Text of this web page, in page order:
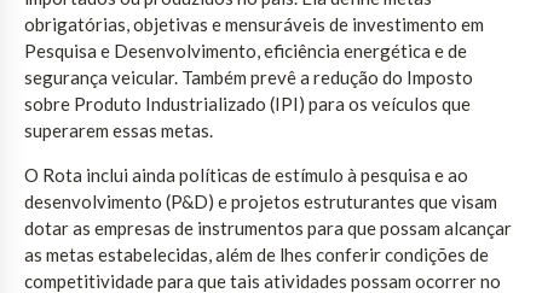
obrigatórias, objetivas e mensuráveis de investimento em
Pesquisa e Desenvolvimento, eficiência energética e de
segurança veicular. Também prevê a redução do Imposto
sobre Produto Industrializado (IPI) para os veículos que
superarem essas metas.
O Rota inclui ainda políticas de estímulo à pesquisa e ao
desenvolvimento (P&D) e projetos estruturantes que visam
dotar as empresas de instrumentos para que possam alcançar
as metas estabelecidas, além de lhes conferir condições de
competitividade para que tais atividades possam ocorrer no